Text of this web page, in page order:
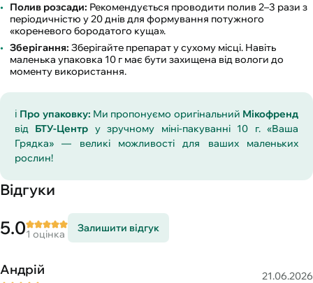
Полив розсади: Рекомендується проводити полив 2–3 рази з
періодичністю у 20 днів для формування потужного
«кореневого бородатого куща».
Зберігання: Зберігайте препарат у сухому місці. Навіть
маленька упаковка 10 г має бути захищена від вологи до
моменту використання.
ℹ️ Про упаковку: Ми пропонуємо оригінальний Мікофренд
від БТУ-Центр у зручному міні-пакуванні 10 г. «Ваша
Грядка» — великі можливості для ваших маленьких
рослин!
Відгуки
5.01 оцінка
Залишити відгук
Андрій 21.06.2026